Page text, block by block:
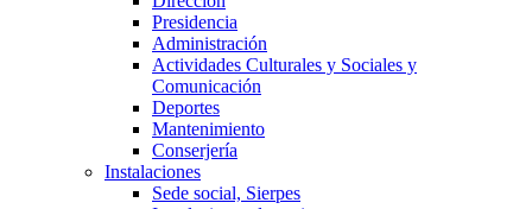
Presidencia
Administración
Actividades Culturales y Sociales y
Comunicación
Deportes
Mantenimiento
Conserjería
Instalaciones
Sede social, Sierpes